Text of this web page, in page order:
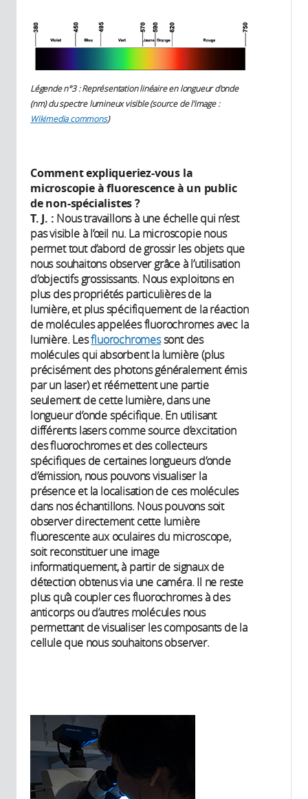
Légende n°3 : Représentation linéaire en longueur d'onde
(nm) du spectre lumineux visible (source de l'image :
Wikimedia commons)
Comment expliqueriez-vous la
microscopie à fluorescence à un public
de non-spécialistes ?
T. J. : Nous travaillons à une échelle qui n’est
pas visible à l’œil nu. La microscopie nous
permet tout d’abord de grossir les objets que
nous souhaitons observer grâce à l’utilisation
d’objectifs grossissants. Nous exploitons en
plus des propriétés particulières de la
lumière, et plus spécifiquement de la réaction
de molécules appelées fluorochromes avec la
lumière. Lesfluorochromessont des
molécules qui absorbent la lumière (plus
précisément des photons généralement émis
par un laser) et réémettent une partie
seulement de cette lumière, dans une
longueur d’onde spécifique. En utilisant
différents lasers comme source d’excitation
des fluorochromes et des collecteurs
spécifiques de certaines longueurs d’onde
d’émission, nous pouvons visualiser la
présence et la localisation de ces molécules
dans nos échantillons. Nous pouvons soit
observer directement cette lumière
fluorescente aux oculaires du microscope,
soit reconstituer une image
informatiquement, à partir de signaux de
détection obtenus via une caméra. Il ne reste
plus qu’à coupler ces fluorochromes à des
anticorps ou d’autres molécules nous
permettant de visualiser les composants de la
cellule que nous souhaitons observer.